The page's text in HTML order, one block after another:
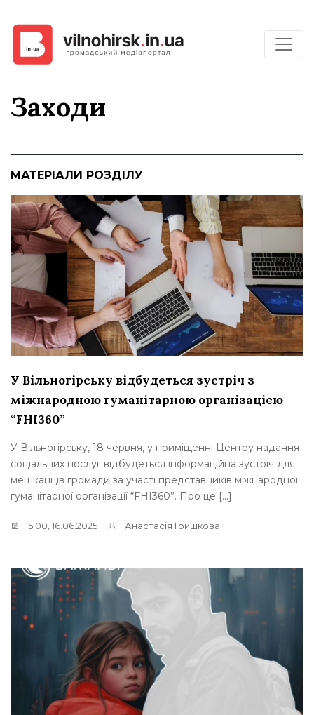
Заходи
МАТЕРІАЛИ РОЗДІЛУ
У Вільногірську відбудеться зустріч з
міжнародною гуманітарною організацією
“FHI360”
У Вільногірську, 18 червня, у приміщенні Центру надання
соціальних послуг відбудеться інформаційна зустріч для
мешканців громади за участі представників міжнародної
гуманітарної організації “FHI360”. Про це […]
15:00, 16.06.2025 Анастасія Гришкова